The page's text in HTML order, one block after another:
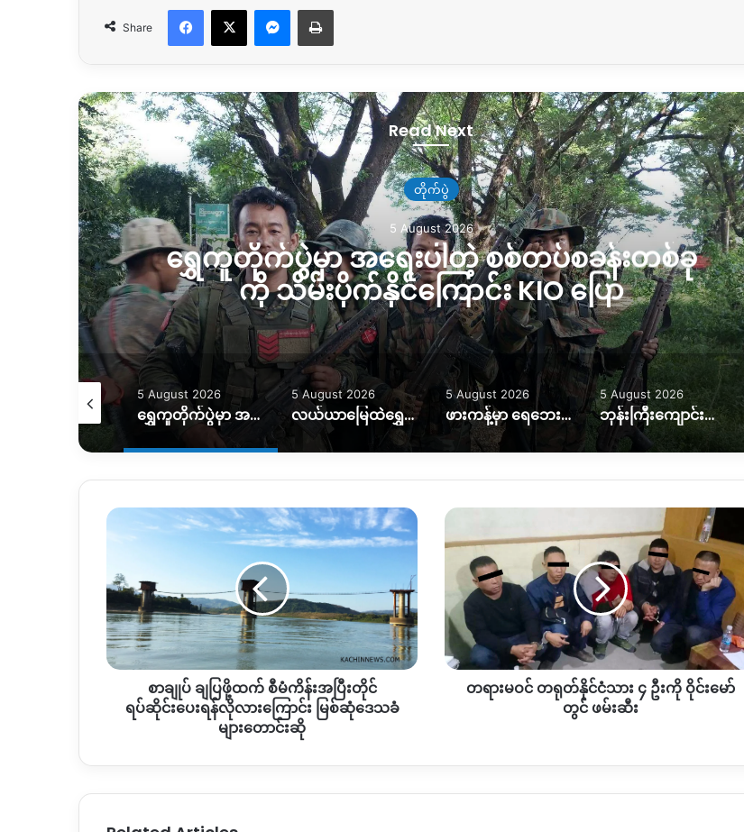
Share
Facebook
X Messenger
Print
Read Next
တိုက်ပွဲ
5 August 2026
ရွှေကူတိုက်ပွဲမှာ အရေးပါတဲ့ စစ်တပ်စခန်းတစ်ခု
ကို သိမ်းပိုက်နိုင်ကြောင်း KIO ပြော
5 August 2026
ရွှေကူတိုက်ပွဲမှာ အရေးပါတဲ့ စစ်တပ်စခန်းတစ်ခုကို သိမ်းပိုက်နိုင်ကြောင်း KIO ပြော
5 August 2026
လယ်ယာမြေထဲရွှေတူးဖော်နေတာကို ရပ်တန့်ပေးဖို့ဒေသခံတွေတောင်းဆိုနေ
5 August 2026
ဖားကန့်မှာ ရေဘေးထပ်ကြုံရတဲ့အခြေအနေဘယ်ရှိရှိနေသလဲ။
5 August 2026
ဘုန်းကြီးကျောင်းပေါက်ကွဲမှုဖြစ် အရပ်သားတစ်ဦးသေ၊သံဃာတစ်ပါးပျံလွန်တော်မူ
စာချုပ်
ချ
ထက်
စီမံကိန်း
အပြီးတိုင်
ရပ်ဆိုင်း
ပေး
လား
ကြောင်း
စာချုပ် ချပြဖို့ထက် စီမံကိန်းအပြီးတိုင်
ရပ်ဆိုင်းပေးရန်လိုလားကြောင်း မြစ်ဆုံဒေသခံ
များတောင်းဆို
တရားမ
နိုင်ငံသား
ဦး
ကို
ဝိုင်း
မော်
တရားမဝင် တရုတ်နိုင်ငံသား ၄ ဦးကို ဝိုင်းမော်
တွင် ဖမ်းဆီး